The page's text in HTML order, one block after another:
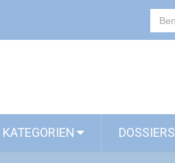
KATEGORIEN DOSSIERS